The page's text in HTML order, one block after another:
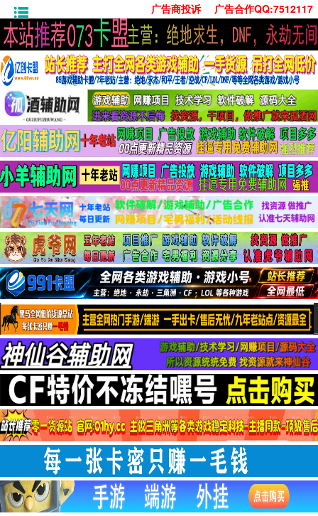
广告商投诉 广告合作QQ:7512117
首页
技术学习
安卓绿化
单机游戏
社交娱乐
系统工具
活动线报
常用办公
源码收集
值得一看
两性情感